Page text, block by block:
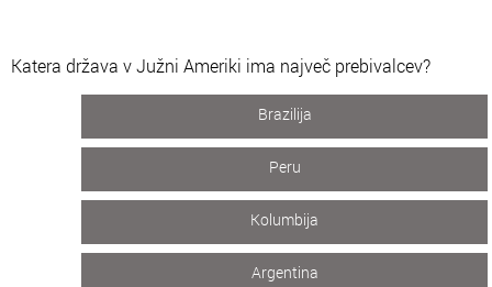
Katera država v Južni Ameriki ima največ prebivalcev?
Brazilija
Peru
Kolumbija
Argentina